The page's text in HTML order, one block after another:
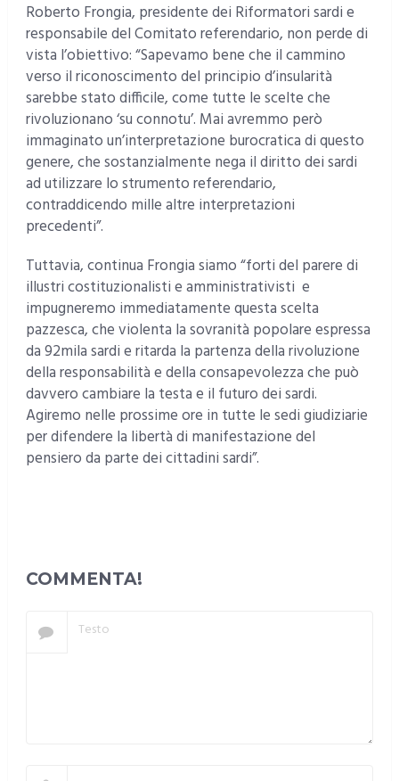
Roberto Frongia, presidente dei Riformatori sardi e
responsabile del Comitato referendario, non perde di
vista l’obiettivo: “Sapevamo bene che il cammino
verso il riconoscimento del principio d’insularità
sarebbe stato difficile, come tutte le scelte che
rivoluzionano ‘su connotu’. Mai avremmo però
immaginato un’interpretazione burocratica di questo
genere, che sostanzialmente nega il diritto dei sardi
ad utilizzare lo strumento referendario,
contraddicendo mille altre interpretazioni
precedenti”.
Tuttavia, continua Frongia siamo “forti del parere di
illustri costituzionalisti e amministrativisti e
impugneremo immediatamente questa scelta
pazzesca, che violenta la sovranità popolare espressa
da 92mila sardi e ritarda la partenza della rivoluzione
della responsabilità e della consapevolezza che può
davvero cambiare la testa e il futuro dei sardi.
Agiremo nelle prossime ore in tutte le sedi giudiziarie
per difendere la libertà di manifestazione del
pensiero da parte dei cittadini sardi”.
COMMENTA!